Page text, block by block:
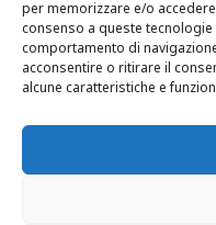
per memorizzare e/o
consenso a queste
comportamento di
acconsentire o ritirare il
alcune caratteristiche e
Parco del Benessere
Costarainera nella
parco degli ex